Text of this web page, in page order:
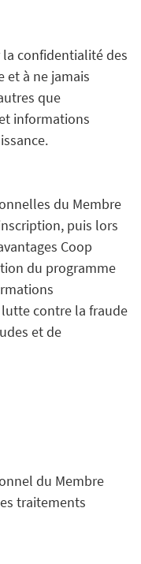
la confidentialité des
et à ne jamais
que
informations
du Membre
puis lors
Coop
du programme
contre la fraude
et de
du Membre
traitements